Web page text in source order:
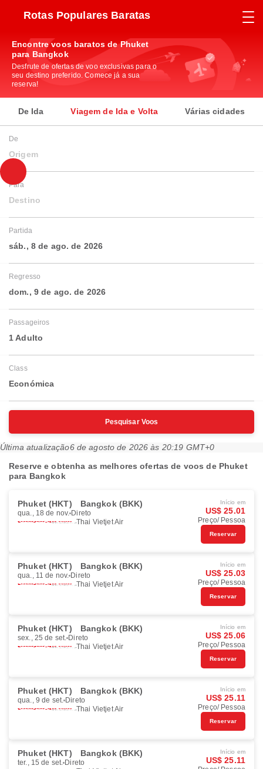
Rotas Populares Baratas
Encontre voos baratos de Phuket
para Bangkok
Desfrute de ofertas de voo exclusivas para o
seu destino preferido. Comece já a sua
reserva!
De Ida Viagem de Ida e Volta Várias cidades
De
Origem
Para
Destino
Partida
sáb., 8 de ago. de 2026
Regresso
dom., 9 de ago. de 2026
Passageiros
1 Adulto
Class
Económica
Pesquisar Voos
Última atualização6 de agosto de 2026 às 20:19 GMT+0
Reserve e obtenha as melhores ofertas de voos de Phuket
para Bangkok
Phuket (HKT) Bangkok (BKK)
qua., 18 de nov. Direto
Thai Vietjet Air
Início em
US$ 25.01
Preço/ Pessoa
Reservar
Phuket (HKT) Bangkok (BKK)
qua., 11 de nov. Direto
Thai Vietjet Air
Início em
US$ 25.03
Preço/ Pessoa
Reservar
Phuket (HKT) Bangkok (BKK)
sex., 25 de set. Direto
Thai Vietjet Air
Início em
US$ 25.06
Preço/ Pessoa
Reservar
Phuket (HKT) Bangkok (BKK)
qua., 9 de set. Direto
Thai Vietjet Air
Início em
US$ 25.11
Preço/ Pessoa
Reservar
Phuket (HKT) Bangkok (BKK)
ter., 15 de set. Direto
Início em
US$ 25.11